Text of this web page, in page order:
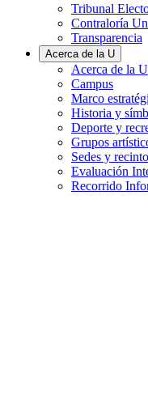
Tribunal
Contraloría
Transparencia
Acerca de la U
Acerca de la U
Campus
Marco
Historia y
Deporte y
Grupos
Sedes y
Evaluación
Recorrido